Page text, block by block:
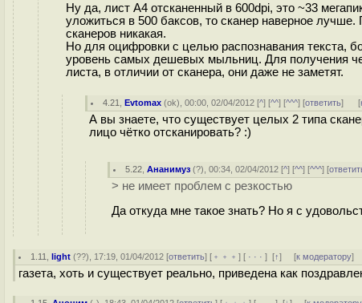
Ну да, лист A4 отсканенный в 600dpi, это ~33
уложиться в 500 баксов, то сканер наверное
сканеров никакая.
Но для оцифровки с целью распознавания текста,
уровень самых дешевых мыльниц. Для получения
листа, в отличии от сканера, они даже не заметят.
4.21 ,Evtomax (ok), 00:00, 02/04/2012 [^] [^^] [^^^] [ответить] [
А вы знаете, что существует целых 2 типа
лицо чётко отсканировать? :)
5.22 ,Ананимуз (?), 00:34, 02/04/2012 [^] [^^] [^^^] [
> не имеет проблем с резкостью
Да откуда мне такое знать? Но я с
1.11 ,light (??), 17:19, 01/04/2012 [ответить] [ ﹢﹢﹢] [ · · ·][↑] [к модератору]
газета, хоть и существует реально, приведена как